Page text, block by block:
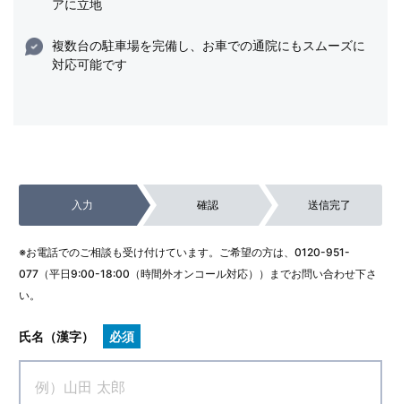
アに立地
複数台の駐車場を完備し、お車での通院にもスムーズに
対応可能です
入力 確認 送信完了
※お電話でのご相談も受け付けています。ご希望の方は、 0120-951-
077 （平日9:00-18:00（時間外オンコール対応））までお問い合わせ下さ
い。
氏名（漢字） 必須